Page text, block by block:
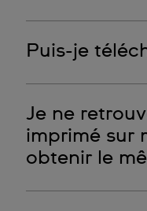
Puis-je
Je ne
imprimé sur
obtenir le